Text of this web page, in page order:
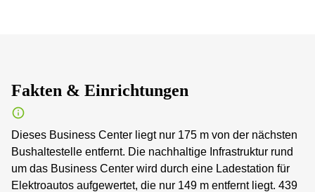
Fakten & Einrichtungen
Dieses Business Center liegt nur 175 m von der nächsten
Bushaltestelle entfernt. Die nachhaltige Infrastruktur rund
um das Business Center wird durch eine Ladestation für
Elektroautos aufgewertet, die nur 149 m entfernt liegt. 439